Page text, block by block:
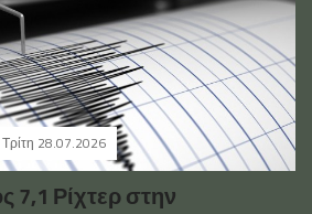
Τρίτη 28.07.2026
7,1 Ρίχτερ στην